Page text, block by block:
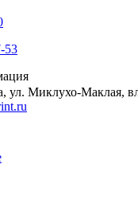
53
ул. Миклухо-Маклая,